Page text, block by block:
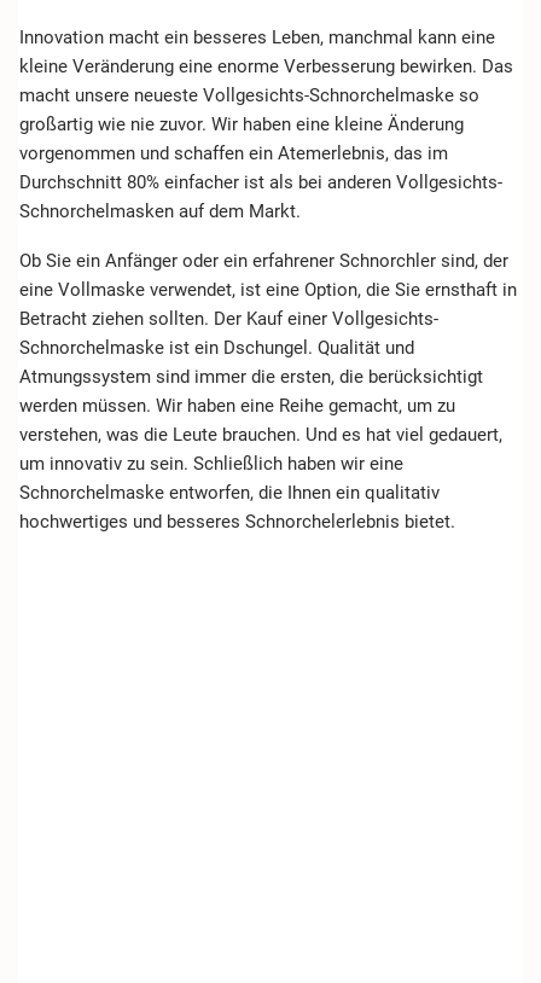
Innovation macht ein besseres Leben, manchmal kann eine
kleine Veränderung eine enorme Verbesserung bewirken. Das
macht unsere neueste Vollgesichts-Schnorchelmaske so
großartig wie nie zuvor. Wir haben eine kleine Änderung
vorgenommen und schaffen ein Atemerlebnis, das im
Durchschnitt 80% einfacher ist als bei anderen Vollgesichts-
Schnorchelmasken auf dem Markt.
Ob Sie ein Anfänger oder ein erfahrener Schnorchler sind, der
eine Vollmaske verwendet, ist eine Option, die Sie ernsthaft in
Betracht ziehen sollten. Der Kauf einer Vollgesichts-
Schnorchelmaske ist ein Dschungel. Qualität und
Atmungssystem sind immer die ersten, die berücksichtigt
werden müssen. Wir haben eine Reihe gemacht, um zu
verstehen, was die Leute brauchen. Und es hat viel gedauert,
um innovativ zu sein. Schließlich haben wir eine
Schnorchelmaske entworfen, die Ihnen ein qualitativ
hochwertiges und besseres Schnorchelerlebnis bietet.